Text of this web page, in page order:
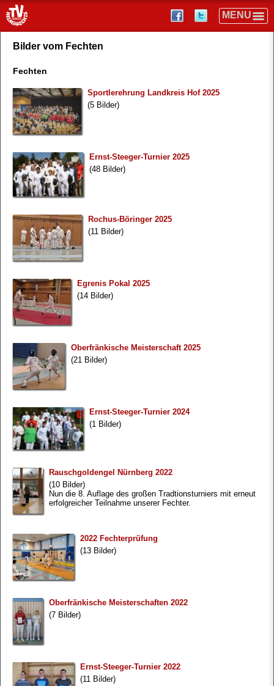
Bilder vom Fechten
Fechten
Sportlerehrung Landkreis Hof 2025
(5 Bilder)
Ernst-Steeger-Turnier 2025
(48 Bilder)
Rochus-Böringer 2025
(11 Bilder)
Egrenis Pokal 2025
(14 Bilder)
Oberfränkische Meisterschaft 2025
(21 Bilder)
Ernst-Steeger-Turnier 2024
(1 Bilder)
Rauschgoldengel Nürnberg 2022
(10 Bilder)
Nun die 8. Auflage des großen Tradtionsturniers mit erneut
erfolgreicher Teilnahme unserer Fechter.
2022 Fechterprüfung
(13 Bilder)
Oberfränkische Meisterschaften 2022
(7 Bilder)
Ernst-Steeger-Turnier 2022
(11 Bilder)